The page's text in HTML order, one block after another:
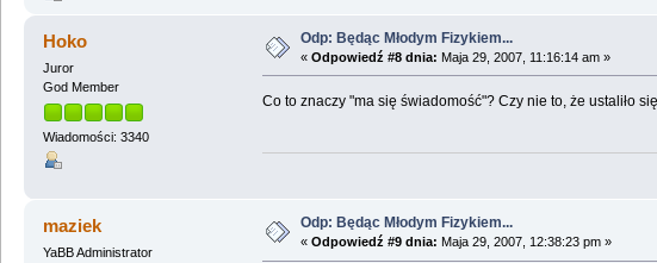
Hoko
Juror
God Member
Wiadomości: 3340
Odp: Będąc Młodym Fizykiem...
« Odpowiedź #8 dnia: Maja 29, 2007, 11:16:14 am »
Co to znaczy "ma się świadomość"? Czy nie to, że ustaliło
maziek
YaBB Administrator
Odp: Będąc Młodym Fizykiem...
« Odpowiedź #9 dnia: Maja 29, 2007, 12:38:23 pm »